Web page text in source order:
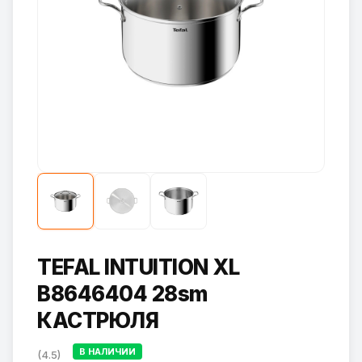
TEFAL INTUITION XL
B8646404 28sm
КАСТРЮЛЯ
(4.5) В НАЛИЧИИ